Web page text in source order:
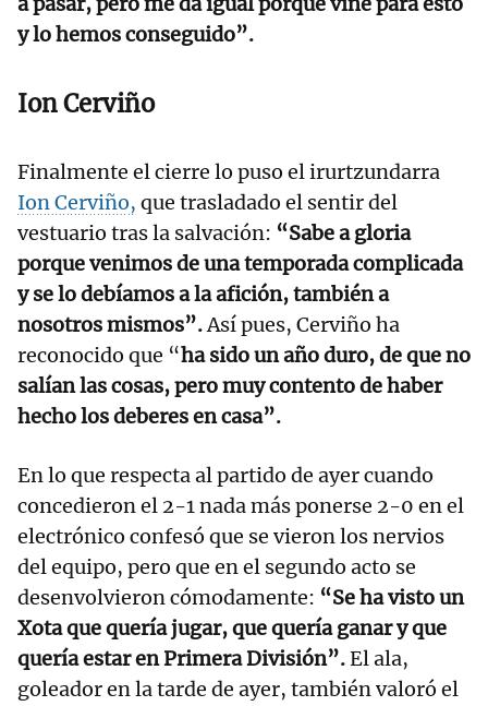
y lo hemos conseguido”.
Ion Cerviño
Finalmente el cierre lo puso el irurtzundarra
Ion Cerviño, que trasladado el sentir del
vestuario tras la salvación: “Sabe a gloria
porque venimos de una temporada complicada
y se lo debíamos a la afición, también a
nosotros mismos”.Así pues, Cerviño ha
reconocido que “ha sido un año duro, de que no
salían las cosas, pero muy contento de haber
hecho los deberes en casa”.
En lo que respecta al partido de ayer cuando
concedieron el 2-1 nada más ponerse 2-0 en el
electrónico confesó que se vieron los nervios
del equipo, pero que en el segundo acto se
desenvolvieron cómodamente: “Se ha visto un
Xota que quería jugar, que quería ganar y que
quería estar en Primera División”.El ala,
goleador en la tarde de ayer, también valoró el